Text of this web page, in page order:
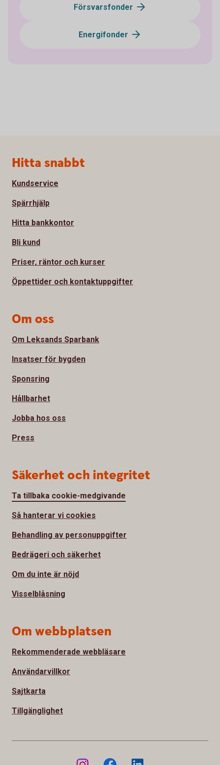
Försvarsfonder
Energifonder
Sidfot
Hitta snabbt
Kundservice
Spärrhjälp
Hitta bankkontor
Bli kund
Priser, räntor och kurser
Öppettider och kontaktuppgifter
Om oss
Om Leksands Sparbank
Insatser för bygden
Sponsring
Hållbarhet
Jobba hos oss
Press
Säkerhet och integritet
Ta tillbaka cookie-medgivande
Så hanterar vi cookies
Behandling av personuppgifter
Bedrägeri och säkerhet
Om du inte är nöjd
Visselblåsning
Om webbplatsen
Rekommenderade webbläsare
Användarvillkor
Sajtkarta
Tillgänglighet